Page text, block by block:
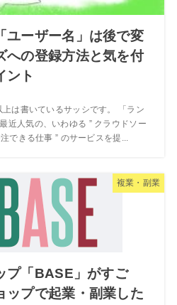
ユーザー名」は後で変
への登録方法と気を付
ント
は書いているサッシです。 「ラン
近人気の、いわゆる ” クラウドソー
できる仕事 ” のサービスを提...
複業・副業
プ「BASE」がすご
ップで起業・副業した